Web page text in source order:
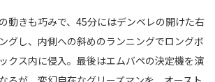
動きも巧みで、45分にはデンベレの開けた右
グし、内側への斜めのランニングでロングボ
クス内に侵入。最後はエムバペの決定機を演